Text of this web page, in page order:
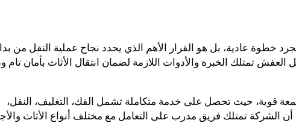
عادية، بل هو القرار الأهم الذي يحدد نجاح عملية النقل من
تمتلك الخبرة والأدوات اللازمة لضمان انتقال الأثاث بأمان تام
حيث تحصل على خدمة متكاملة تشمل الفك، التغليف، النقل،
الشركة تمتلك فريق مدرب على التعامل مع مختلف أنواع الأثاث